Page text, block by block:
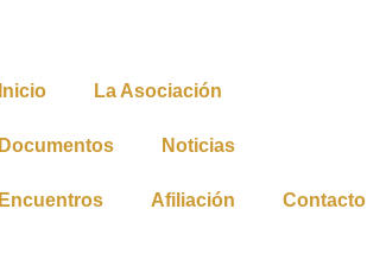
Inicio La Asociación
Documentos Noticias
Encuentros Afiliación Contacto